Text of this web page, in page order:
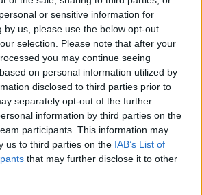
or sensitive information for
by us, please use the below opt-out
selection. Please note that after your
you may continue seeing
on personal information utilized by
disclosed to third parties prior to
separately opt-out of the further
information by third parties on the
participants. This information may
us to third parties on the IAB’s List of
that may further disclose it to other
φαινομένων. Κινηθείτε
είναι απολύτως
αντιολισθητικές
βεβαιωθείτε ότι
να τις τοποθετείτε.
να έχετε επαρκή ποσότητα
ρεζερβουάρ του οχήματός
τον τρόπο οδήγησης και
σας στις επικρατούσες